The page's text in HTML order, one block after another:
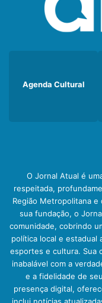
Agenda Cultural
O Jornal Atual é
respeitada,
Região Metropolitana e
sua fundação, o
comunidade, cobrindo
política local e estadual
esportes e cultura. Sua
inabalável com a
e a fidelidade de
presença digital,